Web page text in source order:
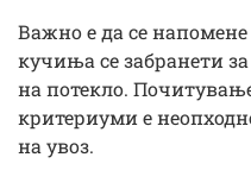
Важно е да се
кучиња се забранети за
на потекло.
критериуми е
на увоз.